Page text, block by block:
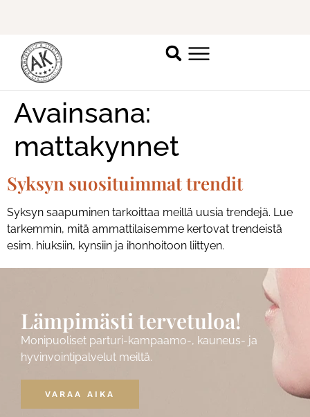
Ilmoittaudu mukaan ripsienpidennyskoulutukseen.
Avainsana:
mattakynnet
Syksyn suosituimmat trendit
Syksyn saapuminen tarkoittaa meillä uusia trendejä. Lue
tarkemmin, mitä ammattilaisemme kertovat trendeistä
esim. hiuksiin, kynsiin ja ihonhoitoon liittyen.
Lämpimästi tervetuloa!
Monipuoliset parturi-kampaamo-, kauneus- ja
hyvinvointipalvelut meiltä.
VARAA AIKA